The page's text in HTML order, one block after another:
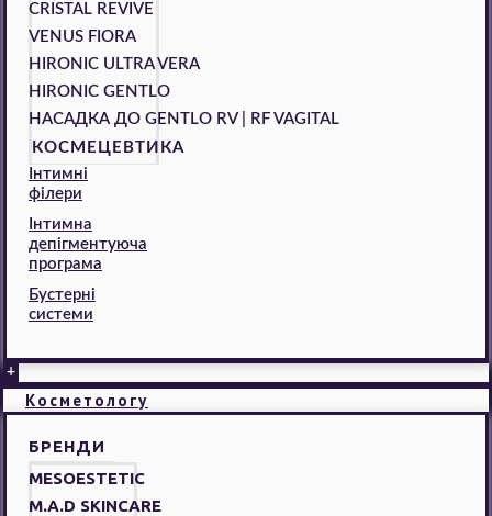
CRISTAL REVIVE
VENUS FIORA
HIRONIC ULTRA VERA
HIRONIC GENTLO
НАСАДКА ДО GENTLO RV | RF VAGITAL
КОСМЕЦЕВТИКА
Інтимні
філери
Інтимна
депігментуюча
програма
Бустерні
системи
+
Косметологу
БРЕНДИ
MESOESTETIC
M.A.D SKINCARE